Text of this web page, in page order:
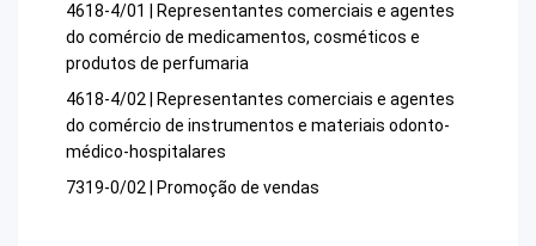
4618-4/01 | Representantes comerciais e agentes
do comércio de medicamentos, cosméticos e
produtos de perfumaria
4618-4/02 | Representantes comerciais e agentes
do comércio de instrumentos e materiais odonto-
médico-hospitalares
7319-0/02 | Promoção de vendas